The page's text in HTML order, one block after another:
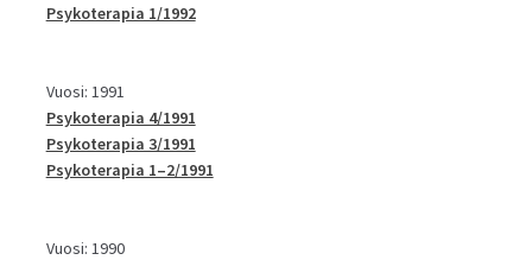
Psykoterapia 1/1992
Vuosi: 1991
Psykoterapia 4/1991
Psykoterapia 3/1991
Psykoterapia 1–2/1991
Vuosi: 1990